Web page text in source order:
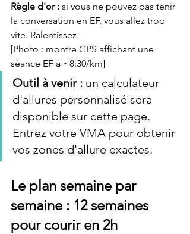
Règle d'or : si vous ne pouvez pas tenir
la conversation en EF, vous allez trop
vite. Ralentissez.
[Photo : montre GPS affichant une
séance EF à ~8:30/km]
Outil à venir : un calculateur
d'allures personnalisé sera
disponible sur cette page.
Entrez votre VMA pour obtenir
vos zones d'allure exactes.
Le plan semaine par
semaine : 12 semaines
pour courir en 2h